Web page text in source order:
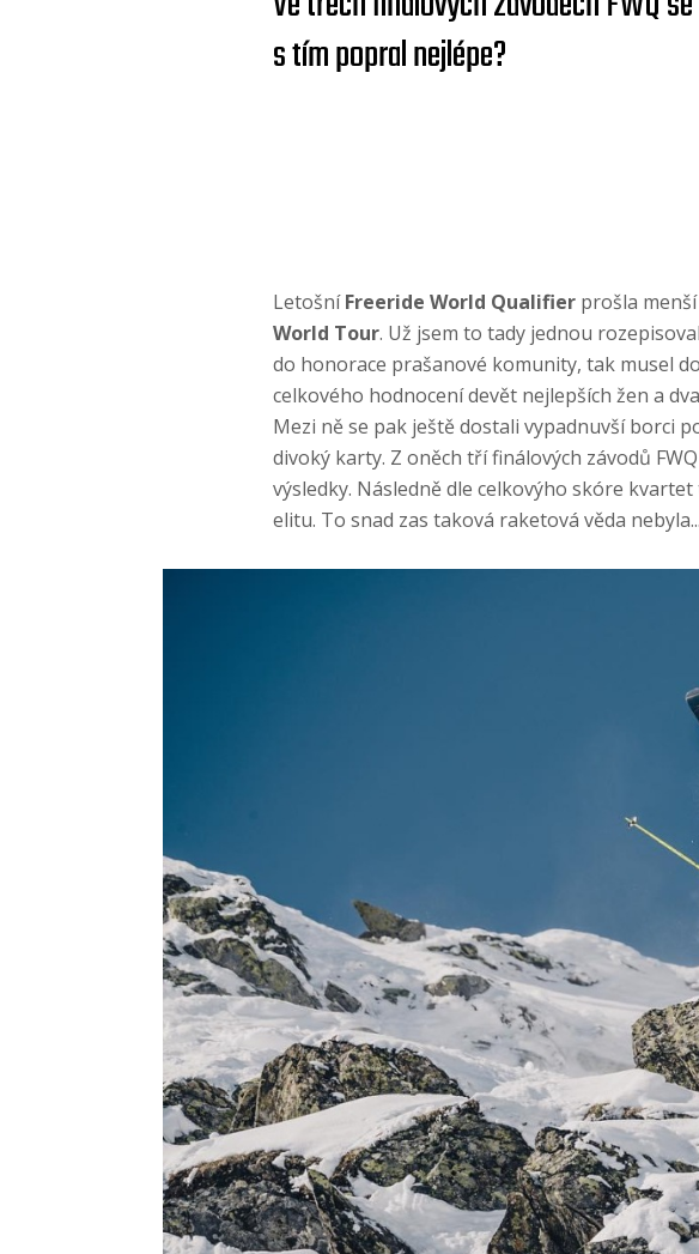
s tím popral nejlépe?
LetošníFreeride World Qualifierprošla menší
World Tour. Už jsem to tady jednou
do honorace prašanové komunity, tak musel
celkového hodnocení devět nejlepších žen a
Mezi ně se pak ještě dostali vypadnuvší borci
divoký karty. Z oněch tří finálových závodů
výsledky. Následně dle celkovýho skóre
elitu. To snad zas taková raketová věda nebyla...